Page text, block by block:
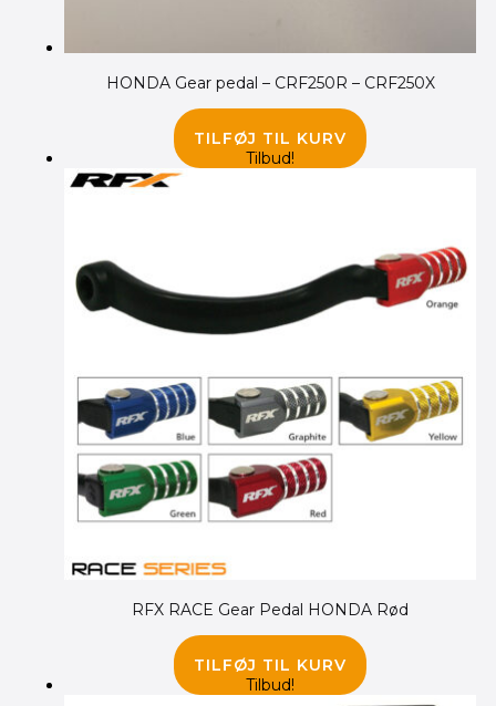
HONDA Gear pedal – CRF250R – CRF250X
TILFØJ TIL KURV
Tilbud!
RFX RACE Gear Pedal HONDA Rød
TILFØJ TIL KURV
Tilbud!